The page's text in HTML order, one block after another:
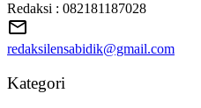
Redaksi : 082181187028
redaksilensabidik@gmail.com
Kategori